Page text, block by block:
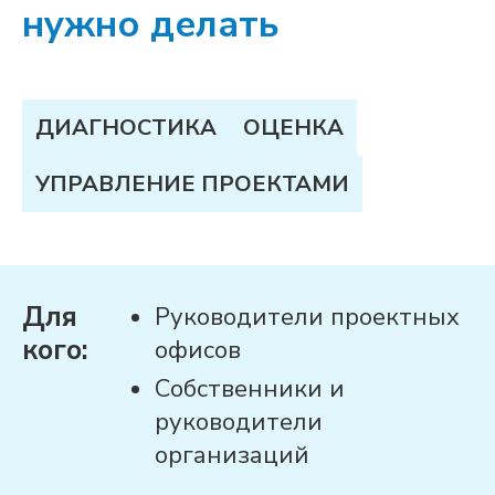
нужно делать
ДИАГНОСТИКА
ОЦЕНКА
УПРАВЛЕНИЕ ПРОЕКТАМИ
Для
кого:
Руководители проектных
офисов
Собственники и
руководители
организаций